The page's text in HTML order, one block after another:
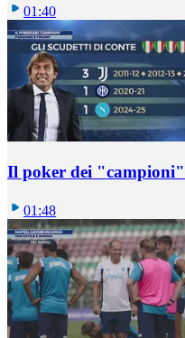
01:40
Il poker dei "campioni"
01:48